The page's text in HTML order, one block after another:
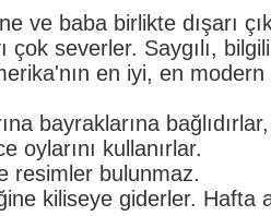
ve baba birlikte dışarı
severler. Saygılı,
en iyi, en modern
bayraklarına
oylarını kullanırlar.
resimler bulunmaz.
kiliseye giderler. Hafta